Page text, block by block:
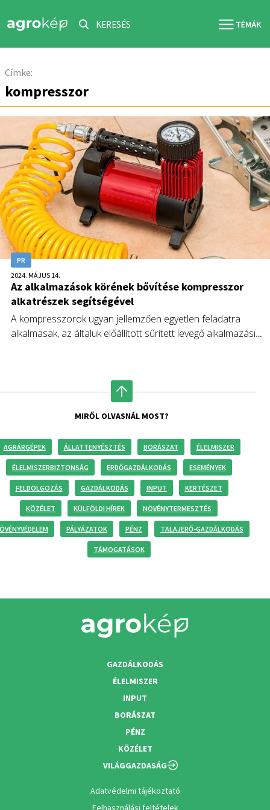
KERESÉS
Címke:
kompresszor
PR
2024. MÁJUS 14.
Az alkalmazások körének bővítése kompresszor
alkatrészek segítségével
A kompresszorok ugyan jellemzően egyetlen feladatra
alkalmasak, az általuk előállított sűrített levegő alkalmazási
MIRŐL OLVASNÁL MOST?
AGRÁRGÉPEK ÁLLATTENYÉSZTÉS BORÁSZAT ÉLELMISZER
ÉLELMISZERBIZTONSÁG ERDŐGAZDÁLKODÁS ESEMÉNYEK
FELDOLGOZÁS GAZDÁLKODÁS INPUT KERTÉSZET
KÖZÉLET KÜLFÖLDI HÍREK NÖVÉNYTERMESZTÉS
PÁLYÁZATOK PÉNZ TALAJERŐ-GAZDÁLKODÁS
TÁMOGATÁSOK
GAZDÁLKODÁS
ÉLELMISZER
INPUT
BORÁSZAT
PÉNZ
KÖZÉLET
VILÁGGAZDASÁG
Adatvédelmi tájékoztató
Felhasználási feltételek